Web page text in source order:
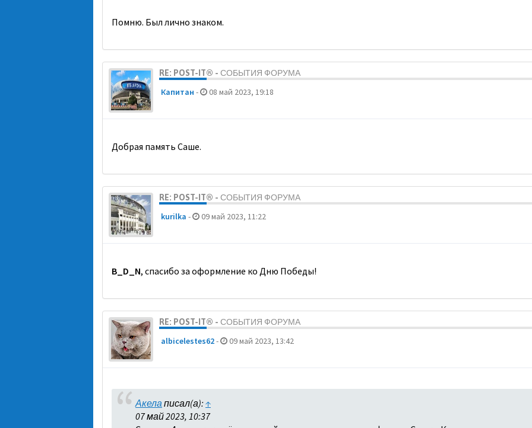
Помню. Был лично знаком.
RE: POST-IT® - СОБЫТИЯ ФОРУМА
Кaпитaн - 08 май 2023, 19:18
Добрая память Саше.
RE: POST-IT® - СОБЫТИЯ ФОРУМА
kurilka - 09 май 2023, 11:22
B_D_N, спасибо за оформление ко Дню Победы!
RE: POST-IT® - СОБЫТИЯ ФОРУМА
albicelestes62- 09 май 2023, 13:42
Акелаписал(а): ↑
07 май 2023, 10:37